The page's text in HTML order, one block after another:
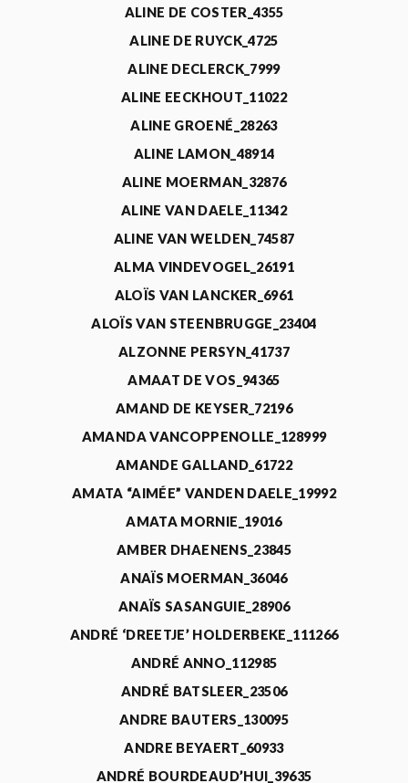
ALINE DE COSTER_4355
ALINE DE RUYCK_4725
ALINE DECLERCK_7999
ALINE EECKHOUT_11022
ALINE GROENÉ_28263
ALINE LAMON_48914
ALINE MOERMAN_32876
ALINE VAN DAELE_11342
ALINE VAN WELDEN_74587
ALMA VINDEVOGEL_26191
ALOÏS VAN LANCKER_6961
ALOÏS VAN STEENBRUGGE_23404
ALZONNE PERSYN_41737
AMAAT DE VOS_94365
AMAND DE KEYSER_72196
AMANDA VANCOPPENOLLE_128999
AMANDE GALLAND_61722
AMATA “AIMÉE” VANDEN DAELE_19992
AMATA MORNIE_19016
AMBER DHAENENS_23845
ANAÏS MOERMAN_36046
ANAÏS SASANGUIE_28906
ANDRÉ ‘DREETJE’ HOLDERBEKE_111266
ANDRÉ ANNO_112985
ANDRÉ BATSLEER_23506
ANDRE BAUTERS_130095
ANDRE BEYAERT_60933
ANDRÉ BOURDEAUD’HUI_39635